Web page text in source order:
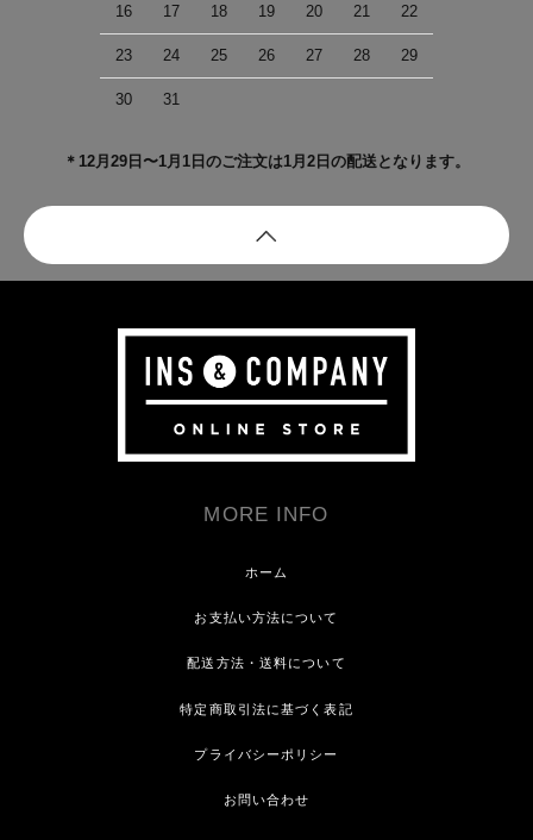
16 17 18 19 20 21 22
23 24 25 26 27 28 29
30 31
＊12月29日〜1月1日のご注文は1月2日の配送となります。
MORE INFO
ホーム
お支払い方法について
配送方法・送料について
特定商取引法に基づく表記
プライバシーポリシー
お問い合わせ